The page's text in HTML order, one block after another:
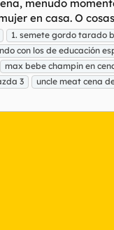
menudo
en casa. O
1. semete gordo tarado
con los de educación
max bebe champin en
3 uncle meat cena